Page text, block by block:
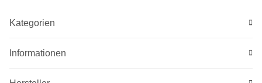
Kategorien
Informationen